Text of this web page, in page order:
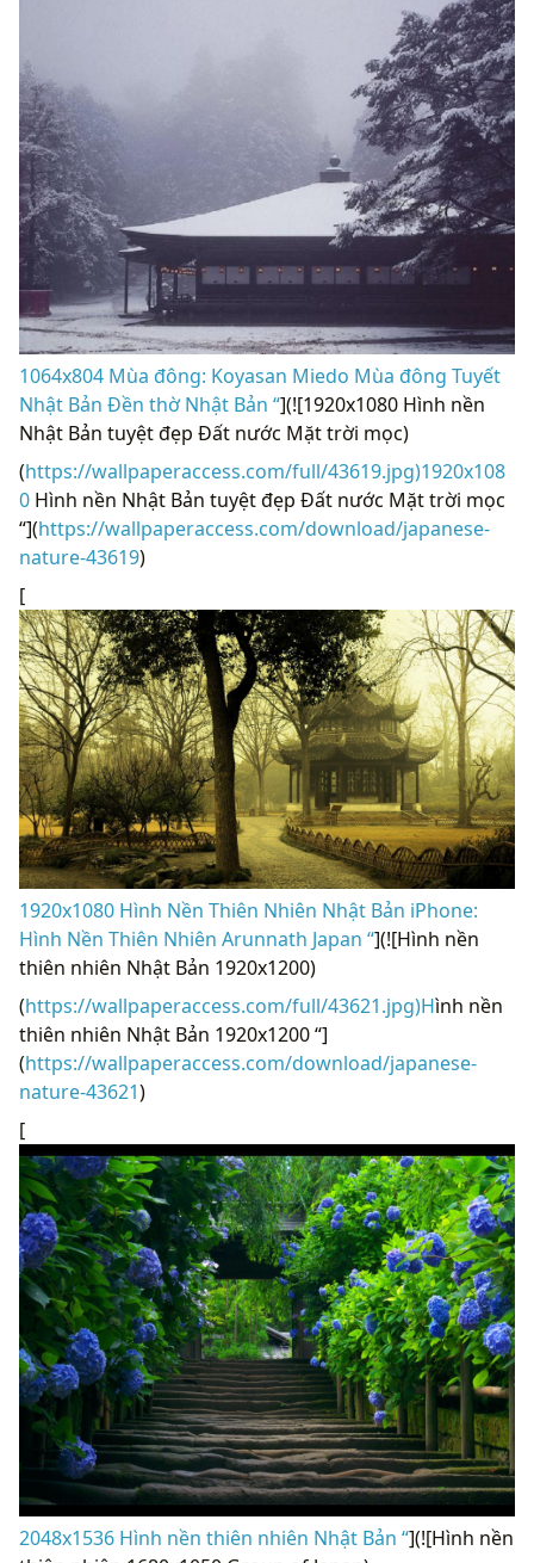
1064x804 Mùa đông: Koyasan Miedo Mùa đông Tuyết
Nhật Bản Đền thờ Nhật Bản “](![1920x1080 Hình nền
Nhật Bản tuyệt đẹp Đất nước Mặt trời mọc)
(https://wallpaperaccess.com/full/43619.jpg)1920x108
0Hình nền Nhật Bản tuyệt đẹp Đất nước Mặt trời mọc
“](https://wallpaperaccess.com/download/japanese-
nature-43619)
[
1920x1080 Hình Nền Thiên Nhiên Nhật Bản iPhone:
Hình Nền Thiên Nhiên Arunnath Japan “](![Hình nền
thiên nhiên Nhật Bản 1920x1200)
(https://wallpaperaccess.com/full/43621.jpg)H
thiên nhiên Nhật Bản 1920x1200 “]
(https://wallpaperaccess.com/download/japanese-
nature-43621)
[
2048x1536 Hình nền thiên nhiên Nhật Bản “](![Hình nền
thiên nhiên 1680x1050 Group of Japan)